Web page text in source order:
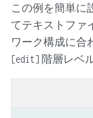
この例を簡単に
てテキストファ
ワーク構成に合
[edit] 階層レベ